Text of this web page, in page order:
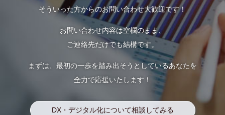
そういった方からのお問い合わせ大歓迎です！
お問い合わせ内容は空欄のまま、
ご連絡先だけでも結構です。
まずは、最初の一歩を踏み出そうとしているあなたを
全力で応援いたします！
DX・デジタル化について相談してみる